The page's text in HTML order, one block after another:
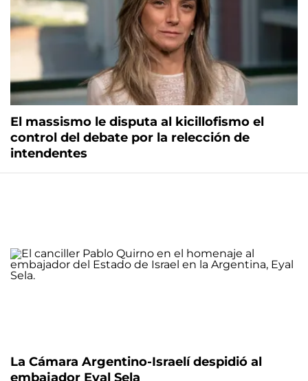
El massismo le disputa al kicillofismo el
control del debate por la relección de
intendentes
La Cámara Argentino-Israelí despidió al
embajador Eyal Sela